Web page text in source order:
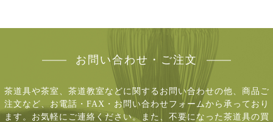
お問い合わせ・ご注文
茶道具や茶室、茶道教室などに関するお問い合わせの他、商品ご
注文など、 お電話・FAX・お問い合わせフォームから承っており
ます。お気軽にご連絡ください。 また、不要になった茶道具の買